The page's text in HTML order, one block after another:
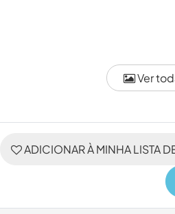
Ver
ADICIONAR À MINHA LISTA